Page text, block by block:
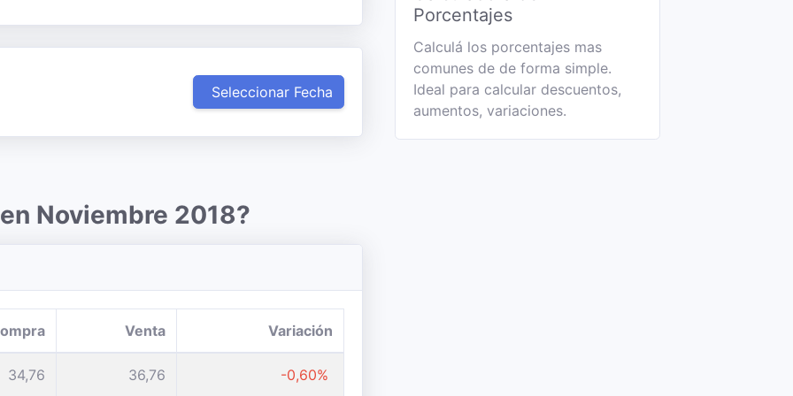
Seleccionar Fecha
Noviembre 2018?
Venta Variación
34,76 36,76 -0,60%
Porcentajes
Calculá los porcentajes mas
comunes de de forma simple.
Ideal para calcular descuentos,
aumentos, variaciones.